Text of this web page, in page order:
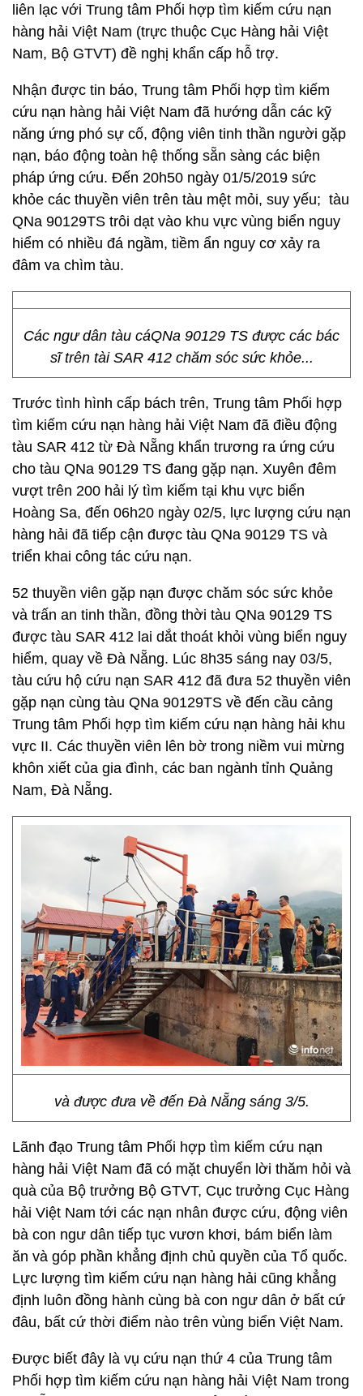
liên lạc với Trung tâm Phối hợp tìm kiếm cứu nạn
hàng hải Việt Nam (trực thuộc Cục Hàng hải Việt
Nam, Bộ GTVT) đề nghị khẩn cấp hỗ trợ.
Nhận được tin báo, Trung tâm Phối hợp tìm kiếm
cứu nạn hàng hải Việt Nam đã hướng dẫn các kỹ
năng ứng phó sự cố, động viên tinh thần người gặp
nạn, báo động toàn hệ thống sẵn sàng các biện
pháp ứng cứu. Đến 20h50 ngày 01/5/2019 sức
khỏe các thuyền viên trên tàu mệt mỏi, suy yếu; tàu
QNa 90129TS trôi dạt vào khu vực vùng biển nguy
hiểm có nhiều đá ngầm, tiềm ẩn nguy cơ xảy ra
đâm va chìm tàu.
Các ngư dân tàu cáQNa 90129 TS được các bác
sĩ trên tài SAR 412 chăm sóc sức khỏe...
Trước tình hình cấp bách trên, Trung tâm Phối hợp
tìm kiếm cứu nạn hàng hải Việt Nam đã điều động
tàu SAR 412 từ Đà Nẵng khẩn trương ra ứng cứu
cho tàu QNa 90129 TS đang gặp nạn. Xuyên đêm
vượt trên 200 hải lý tìm kiếm tại khu vực biển
Hoàng Sa, đến 06h20 ngày 02/5, lực lượng cứu nạn
hàng hải đã tiếp cận được tàu QNa 90129 TS và
triển khai công tác cứu nạn.
52 thuyền viên gặp nạn được chăm sóc sức khỏe
và trấn an tinh thần, đồng thời tàu QNa 90129 TS
được tàu SAR 412 lai dắt thoát khỏi vùng biển nguy
hiểm, quay về Đà Nẵng. Lúc 8h35 sáng nay 03/5,
tàu cứu hộ cứu nạn SAR 412 đã đưa 52 thuyền viên
gặp nạn cùng tàu QNa 90129TS về đến cầu cảng
Trung tâm Phối hợp tìm kiếm cứu nạn hàng hải khu
vực II. Các thuyền viên lên bờ trong niềm vui mừng
khôn xiết của gia đình, các ban ngành tỉnh Quảng
Nam, Đà Nẵng.
và được đưa về đến Đà Nẵng sáng 3/5.
Lãnh đạo Trung tâm Phối hợp tìm kiếm cứu nạn
hàng hải Việt Nam đã có mặt chuyển lời thăm hỏi và
quà của Bộ trưởng Bộ GTVT, Cục trưởng Cục Hàng
hải Việt Nam tới các nạn nhân được cứu, động viên
bà con ngư dân tiếp tục vươn khơi, bám biển làm
ăn và góp phần khẳng định chủ quyền của Tổ quốc.
Lực lượng tìm kiếm cứu nạn hàng hải cũng khẳng
định luôn đồng hành cùng bà con ngư dân ở bất cứ
đâu, bất cứ thời điểm nào trên vùng biển Việt Nam.
Được biết đây là vụ cứu nạn thứ 4 của Trung tâm
Phối hợp tìm kiếm cứu nạn hàng hải Việt Nam trong